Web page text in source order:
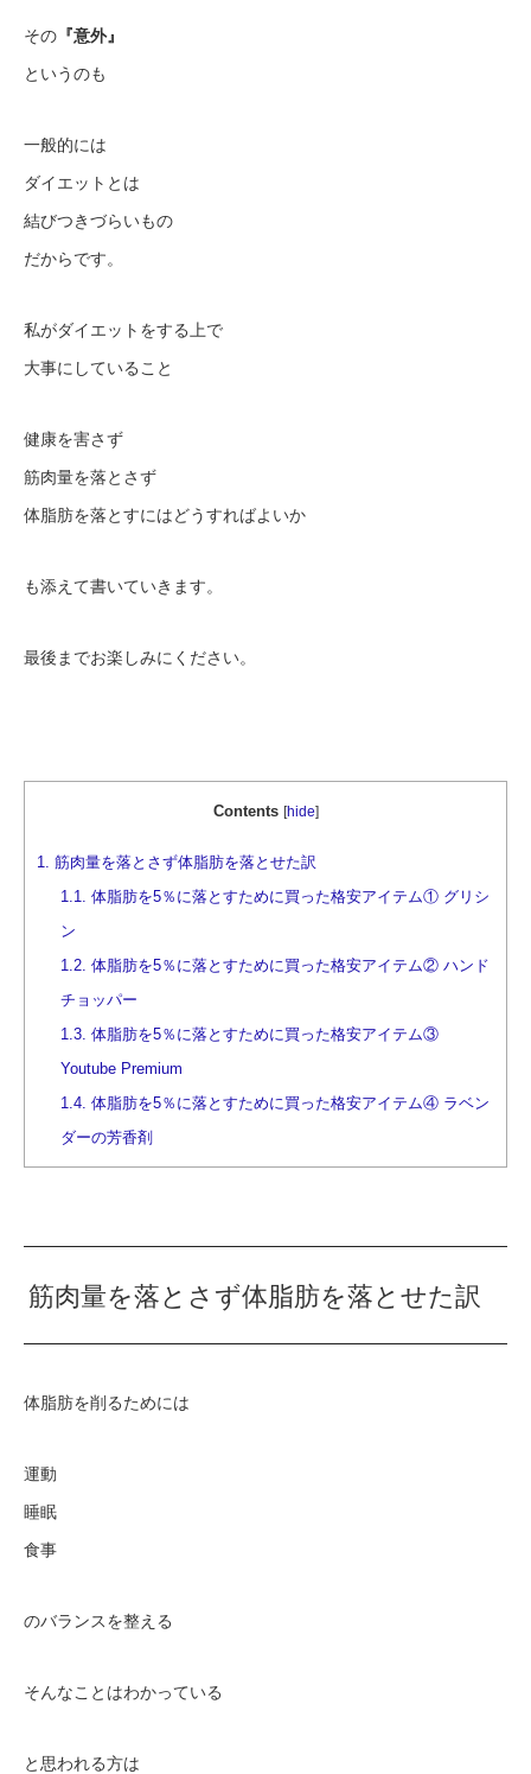
その 『意外』
というのも
一般的には
ダイエットとは
結びつきづらいもの
だからです。
私がダイエットをする上で
大事にしていること
健康を害さず
筋肉量を落とさず
体脂肪を落とすにはどうすればよいか
も添えて書いていきます。
最後までお楽しみにください。
Contents [hide]
1.
筋肉量を落とさず体脂肪を落とせた訳
1.1.
体脂肪を5％に落とすために買った格安アイテム① グリシ
ン
1.2. 体脂肪を5％に落とすために買った格安アイテム② ハンド
チョッパー
1.3. 体脂肪を5％に落とすために買った格安アイテム③
Youtube Premium
1.4. 体脂肪を5％に落とすために買った格安アイテム④ ラベン
ダーの芳香剤
筋肉量を落とさず体脂肪を落とせた訳
体脂肪を削るためには
運動
睡眠
食事
のバランスを整える
そんなことはわかっている
と思われる方は